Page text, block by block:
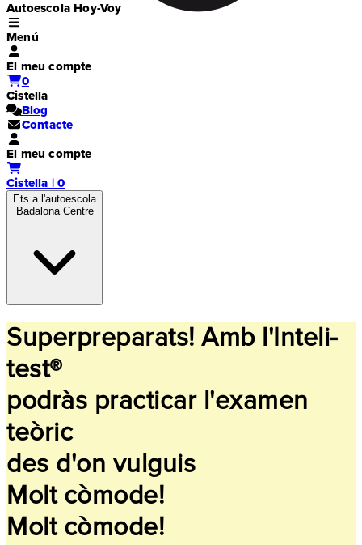
Autoescola Hoy-Voy
Menú
El meu compte
0
Cistella
Blog
Contacte
El meu compte
Cistella | 0
Ets a l'autoescola
Badalona Centre
Superpreparats! Amb l'Inteli-
test®
podràs practicar l'examen
teòric
des d'on vulguis
Molt còmode!
Molt còmode!